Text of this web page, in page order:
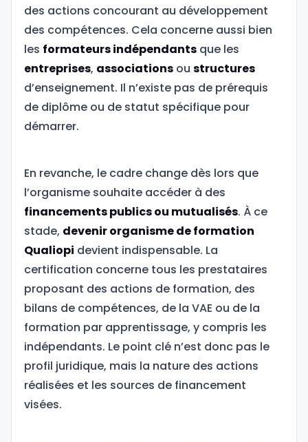
des actions concourant au développement
des compétences. Cela concerne aussi bien
les formateurs indépendantsque les
entreprises, associationsou structures
d’enseignement. Il n’existe pas de prérequis
de diplôme ou de statut spécifique pour
démarrer.
En revanche, le cadre change dès lors que
l’organisme souhaite accéder à des
financements publics ou mutualisés. À ce
stade, devenir organisme de formation
Qualiopi devient indispensable. La
certification concerne tous les prestataires
proposant des actions de formation, des
bilans de compétences, de la VAE ou de la
formation par apprentissage, y compris les
indépendants. Le point clé n’est donc pas le
profil juridique, mais la nature des actions
réalisées et les sources de financement
visées.